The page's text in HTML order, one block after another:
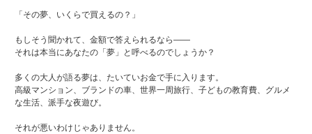
「その夢、いくらで買えるの？」
もしそう聞かれて、金額で答えられるなら――
それは本当にあなたの「夢」と呼べるのでしょうか？
多くの大人が語る夢は、たいていお金で手に入ります。
高級マンション、ブランドの車、世界一周旅行、子どもの教育費、グルメ
な生活、派手な夜遊び。
それが悪いわけじゃありません。